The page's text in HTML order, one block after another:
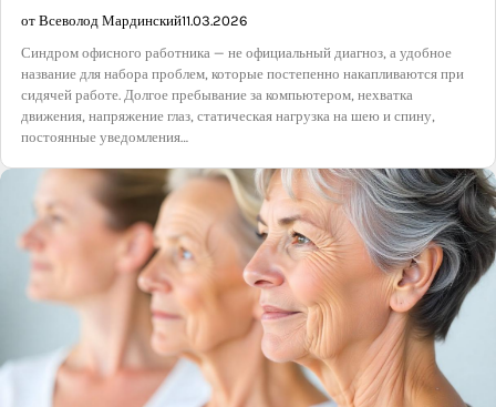
от Всеволод Мардинский11.03.2026
Синдром офисного работника — не официальный диагноз, а удобное
название для набора проблем, которые постепенно накапливаются при
сидячей работе. Долгое пребывание за компьютером, нехватка
движения, напряжение глаз, статическая нагрузка на шею и спину,
постоянные уведомления…